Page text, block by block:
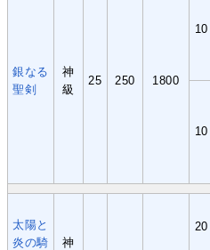
銀なる
聖剣
神
級
25 250 1800
10
10
太陽と
炎の騎
神
20